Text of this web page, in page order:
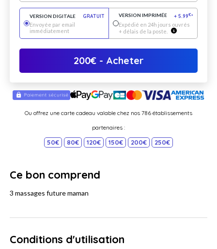
VERSION DIGITALE
GRATUIT
Envoyée par email
immédiatement
VERSION IMPRIMÉE + 5.99€*
Expédié en 24h jours ouvrés
+ délais de la poste.
200€- Acheter
Ou offrez une carte cadeau valable chez nos 786 établissements
partenaires :
50€ 80€ 120€ 150€ 200€ 250€
Ce bon comprend
3 massages future maman
Conditions d'utilisation